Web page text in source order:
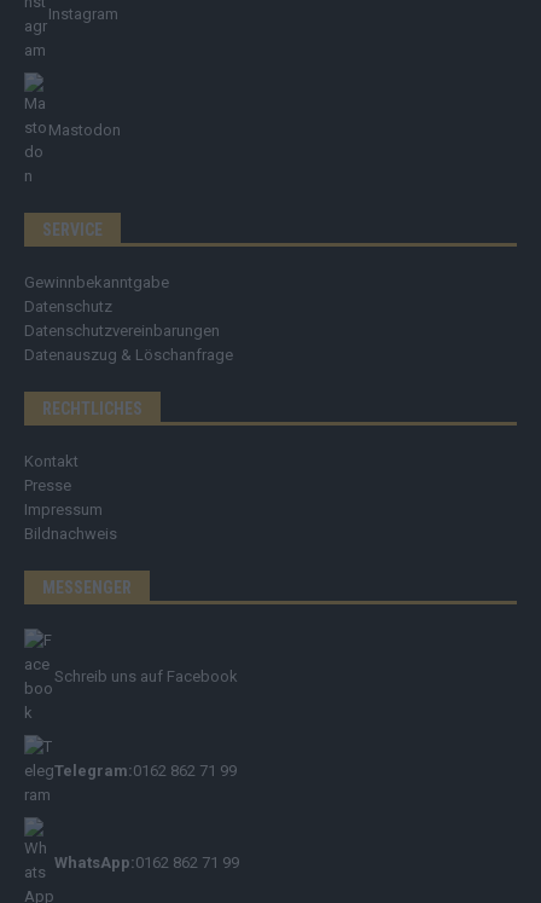
Instagram
Mastodon
SERVICE
Gewinnbekanntgabe
Datenschutz
Datenschutzvereinbarungen
Datenauszug & Löschanfrage
RECHTLICHES
Kontakt
Presse
Impressum
Bildnachweis
MESSENGER
Schreib uns auf Facebook
Telegram:0162 862 71 99
WhatsApp:0162 862 71 99